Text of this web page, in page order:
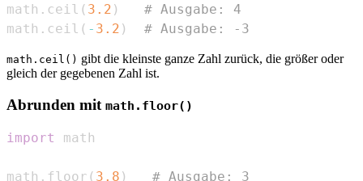
math . ceil ( 3.2 )
# Ausgabe: 4
math . ceil ( - 3.2 ) # Ausgabe: -3
math.ceil() gibt die kleinste ganze Zahl zurück, die größer oder
gleich der gegebenen Zahl ist.
Abrunden mit math.floor()
import
math . floor ( 3.8 )
# Ausgabe: 3